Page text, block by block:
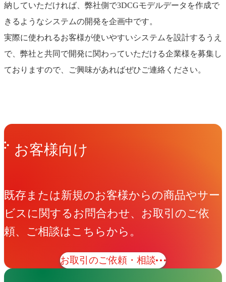
納していただければ、弊社側で3DCGモデルデータを作成で
きるようなシステムの開発を企画中です。
実際に使われるお客様が使いやすいシステムを設計するうえ
で、弊社と共同で開発に関わっていただける企業様を募集し
ておりますので、ご興味があればぜひご連絡ください。
Get in Touchお問い合わせ
お客様向け
既存または新規のお客様からの商品やサー
ビスに関するお問合わせ、お取引のご依
頼、ご相談はこちらから。
お取引のご依頼・相談